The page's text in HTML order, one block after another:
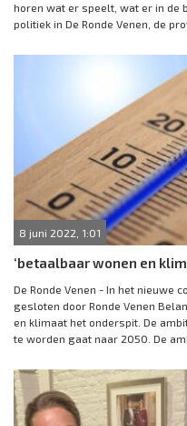
horen wat er speelt, wat er in de
politiek in De Ronde Venen, de
8 juni 2022, 1:01
‘betaalbaar wonen en
De Ronde Venen - In het nieuwe
gesloten door Ronde Venen
en klimaat het onderspit. De
te worden gaat naar 2050. De